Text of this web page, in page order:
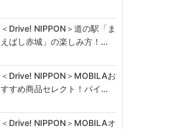
＜Drive! NIPPON＞道の駅「ま
えばし赤城」の楽しみ方！…
＜Drive! NIPPON＞MOBILAお
すすめ商品セレクト！パイ…
＜Drive! NIPPON＞MOBILAオ